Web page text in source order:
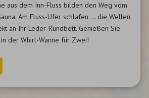
aus dem Inn-Fluss bilden den Weg vom
Am Fluss-Ufer schlafen ... die Wellen
an Ihr Leder-Rundbett.Genießen Sie
der Whirl-Wanne für Zwei!